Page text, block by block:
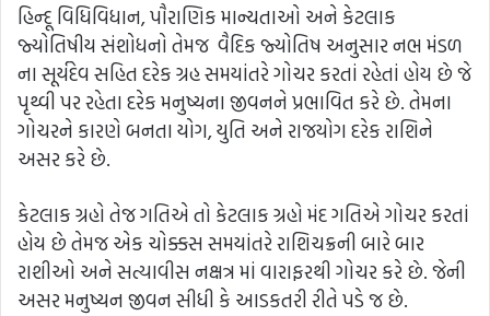
હિન્દૂ વિધિવિધાન, પૌરાણિક માન્યતાઓ અને કેટલાક
જ્યોતિષીય સંશોધનો તેમજ વૈદિક જ્યોતિષ અનુસાર નભ મંડળ
ના સૂર્યદેવ સહિત દરેક ગ્રહ સમયાંતરે ગોચર કરતાં રહેતાં હોય છે જે
પૃથ્વી પર રહેતા દરેક મનુષ્યના જીવનને પ્રભાવિત કરે છે. તેમના
ગોચરને કારણે બનતા યોગ, યુતિ અને રાજયોગ દરેક રાશિને
અસર કરે છે.
કેટલાક ગ્રહો તેજ ગતિએ તો કેટલાક ગ્રહો મંદ ગતિએ ગોચર કરતાં
હોય છે તેમજ એક ચોક્કસ સમયાંતરે રાશિચક્રની બારે બાર
રાશીઓ અને સત્યાવીસ નક્ષત્ર માં વારાફરથી ગોચર કરે છે. જેની
અસર મનુષ્યન જીવન સીધી કે આડકતરી રીતે પડે જ છે.